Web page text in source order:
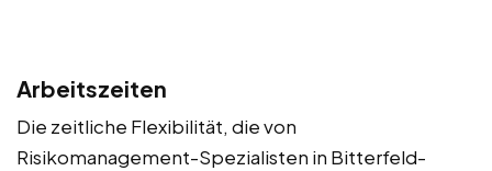
Arbeitszeiten
Die zeitliche Flexibilität, die von
Risikomanagement-Spezialisten in Bitterfeld-